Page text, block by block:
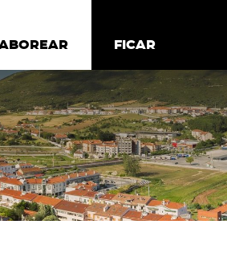
SABOREAR FICAR
FICAR